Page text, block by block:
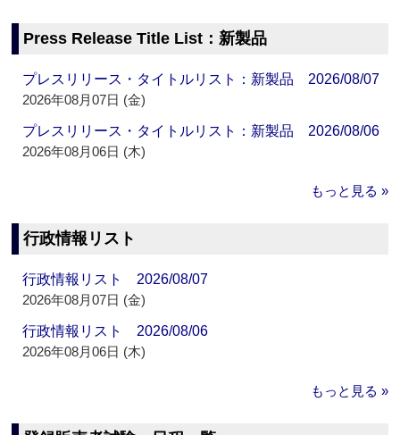
Press Release Title List：新製品
プレスリリース・タイトルリスト：新製品 2026/08/07
2026年08月07日 (金)
プレスリリース・タイトルリスト：新製品 2026/08/06
2026年08月06日 (木)
もっと見る »
行政情報リスト
行政情報リスト 2026/08/07
2026年08月07日 (金)
行政情報リスト 2026/08/06
2026年08月06日 (木)
もっと見る »